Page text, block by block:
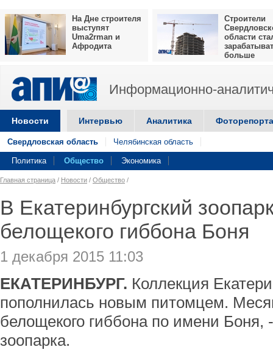
На Дне строителя
выступят
Uma2rman и
Афродита
Строители
области
больше
Информационно-
Новости Интервью Аналитика
Свердловская область Челябинская область
Политика Общество Экономика
Главная страница / Новости / Общество /
В Екатеринбургский
белощекого гиббона Боня
1 декабря 2015 11:03
ЕКАТЕРИНБУРГ. Коллекция
пополнилась новым питомцем.
белощекого гиббона по имени Боня,
зоопарка.